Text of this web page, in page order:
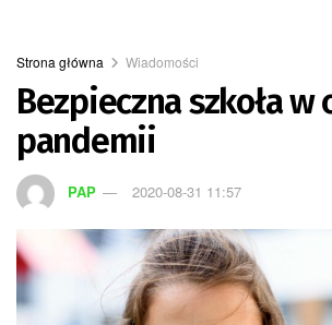
Strona główna Wiadomości
Bezpieczna szkoła w
pandemii
PAP 2020-08-31 11:57